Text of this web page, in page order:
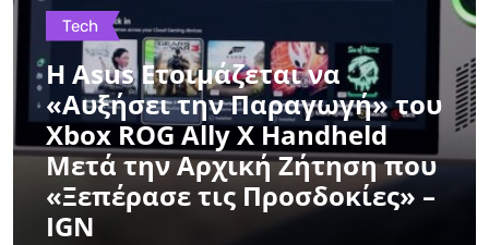
Tech
Η Asus Ετοιμάζεται να
«Αυξήσει την Παραγωγή» του
Xbox ROG Ally X Handheld
Μετά την Αρχική Ζήτηση που
«Ξεπέρασε τις Προσδοκίες» –
IGN